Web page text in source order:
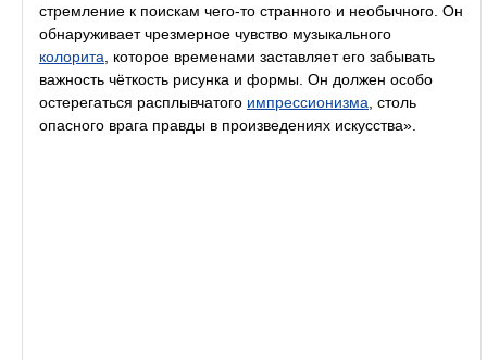
стремление к поискам чего-то странного и необычного. Он
обнаруживает чрезмерное чувство музыкального
колорита, которое временами заставляет его забывать
важность чёткость рисунка и формы. Он должен особо
остерегаться расплывчатого импрессионизма, столь
опасного врага правды в произведениях искусства».